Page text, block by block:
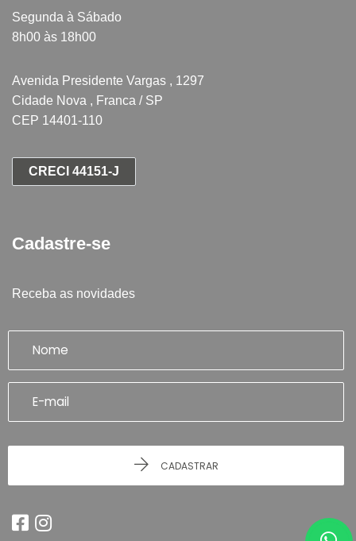
Segunda à Sábado
8h00 às 18h00
Avenida Presidente Vargas , 1297
Cidade Nova , Franca / SP
CEP 14401-110
CRECI 44151-J
Cadastre-se
Receba as novidades
CADASTRAR